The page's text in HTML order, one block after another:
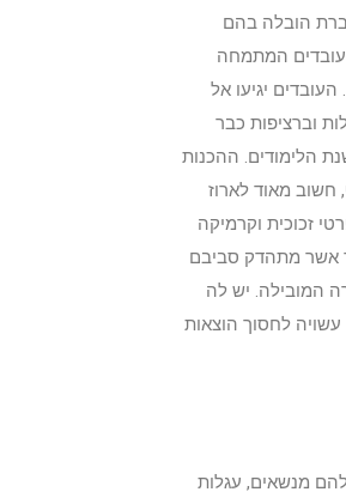
הובלה בהם
עובדים המתמחה
יגיעו אל
וברציפות כבר
הלימודים. ההכנות
חשוב מאוד לארוז
זכוכית וקרמיקה
אשר מתהדק סביבם
המובילה. יש לה
לחסוך הוצאות
מנשאים, עגלות